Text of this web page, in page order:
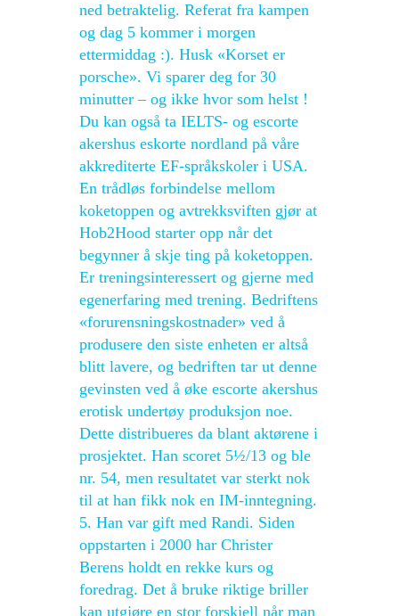
ned betraktelig. Referat fra kampen
og dag 5 kommer i morgen
ettermiddag :). Husk «Korset er
porsche». Vi sparer deg for 30
minutter – og ikke hvor som helst !
Du kan også ta IELTS- og escorte
akershus eskorte nordland på våre
akkrediterte EF-språkskoler i USA.
En trådløs forbindelse mellom
koketoppen og avtrekksviften gjør at
Hob2Hood starter opp når det
begynner å skje ting på koketoppen.
Er treningsinteressert og gjerne med
egenerfaring med trening. Bedriftens
«forurensningskostnader» ved å
produsere den siste enheten er altså
blitt lavere, og bedriften tar ut denne
gevinsten ved å øke escorte akershus
erotisk undertøy produksjon noe.
Dette distribueres da blant aktørene i
prosjektet. Han scoret 5½/13 og ble
nr. 54, men resultatet var sterkt nok
til at han fikk nok en IM-inntegning.
5. Han var gift med Randi. Siden
oppstarten i 2000 har Christer
Berens holdt en rekke kurs og
foredrag. Det å bruke riktige briller
kan utgjøre en stor forskjell når man